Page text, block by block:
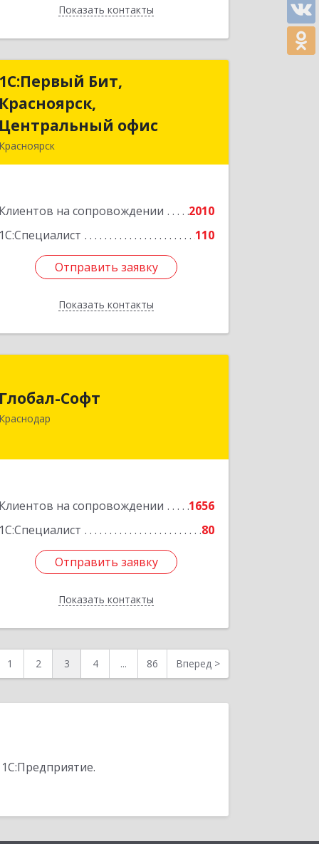
Показать контакты
Назад
1С:Первый Бит,
Красноярск,
Центральный офис
Красноярск
Клиентов на сопровождении
2010
1С:Специалист
110
Отправить заявку
Показать контакты
1С:Первый Бит,
Центральный офис
Подробнее
Отправить заявку
Назад
Глобал-Софт
Краснодар
Клиентов на сопровождении
1656
1С:Специалист
80
Отправить заявку
Показать контакты
350018, Краснодарский край,
Краснодар г, Сормовская ул, дом № 7
Подробнее
Отправить заявку
Назад
1 2 3 4 ... 86 Вперед >